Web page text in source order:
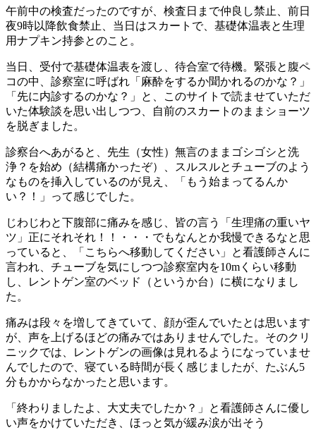
午前中の検査だったのですが、検査日まで仲良し禁止、前日
夜9時以降飲食禁止、当日はスカートで、基礎体温表と生理
用ナプキン持参とのこと。
当日、受付で基礎体温表を渡し、待合室で待機。緊張と腹ペ
コの中、診察室に呼ばれ「麻酔をするか聞かれるのかな？」
「先に内診するのかな？」と、このサイトで読ませていただ
いた体験談を思い出しつつ、自前のスカートのままショーツ
を脱ぎました。
診察台へあがると、先生（女性）無言のままゴシゴシと洗
浄？を始め（結構痛かったぞ）、スルスルとチューブのよう
なものを挿入しているのが見え、「もう始まってるんか
い？！」って感じでした。
じわじわと下腹部に痛みを感じ、皆の言う「生理痛の重いヤ
ツ」正にそれそれ！！・・・でもなんとか我慢できるなと思
っていると、「こちらへ移動してください」と看護師さんに
言われ、チューブを気にしつつ診察室内を10mくらい移動
し、レントゲン室のベッド（というか台）に横になりまし
た。
痛みは段々を増してきていて、顔が歪んでいたとは思います
が、声を上げるほどの痛みではありませんでした。そのクリ
ニックでは、レントゲンの画像は見れるようになっていませ
んでしたので、寝ている時間が長く感じましたが、たぶん5
分もかからなかったと思います。
「終わりましたよ、大丈夫でしたか？」と看護師さんに優し
い声をかけていただき、ほっと気が緩み涙が出そう